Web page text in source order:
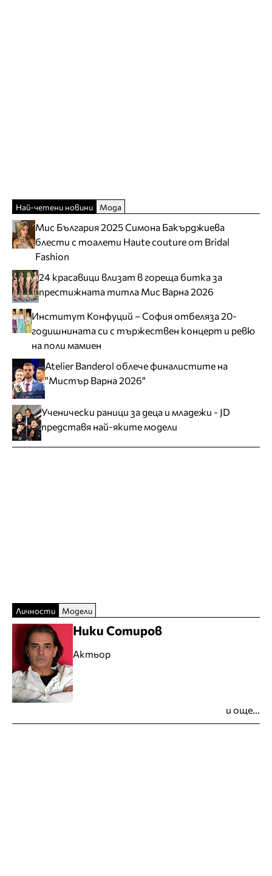
Най-четени новини Мода
Мис България 2025 Симона Бакърджиева
блести с тоалети Haute couture от Bridal
Fashion
24 красавици влизат в гореща битка за
престижната титла Мис Варна 2026
Институт Конфуций – София отбеляза 20-
годишнината си с тържествен концерт и ревю
на поли мамиен
Atelier Banderol облече финалистите на
"Мистър Варна 2026"
Ученически раници за деца и младежи - JD
представя най-яките модели
Личности Модели
Ники Сотиров
Актьор
и още...